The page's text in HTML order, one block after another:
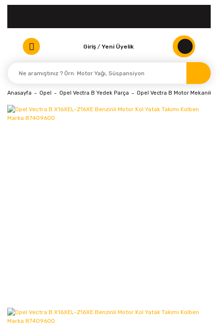
Giriş / Yeni Üyelik
Anasayfa Opel Opel Vectra B Yedek Parça Opel Vectra B Motor Mekanik